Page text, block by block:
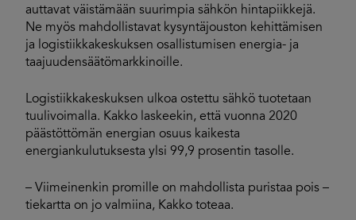
auttavat väistämään suurimpia sähkön hintapiikkejä.
Ne myös mahdollistavat kysyntäjouston kehittämisen
ja logistiikkakeskuksen osallistumisen energia- ja
taajuudensäätömarkkinoille.
Logistiikkakeskuksen ulkoa ostettu sähkö tuotetaan
tuulivoimalla. Kakko laskeekin, että vuonna 2020
päästöttömän energian osuus kaikesta
energiankulutuksesta ylsi 99,9 prosentin tasolle.
– Viimeinenkin promille on mahdollista puristaa pois –
tiekartta on jo valmiina, Kakko toteaa.